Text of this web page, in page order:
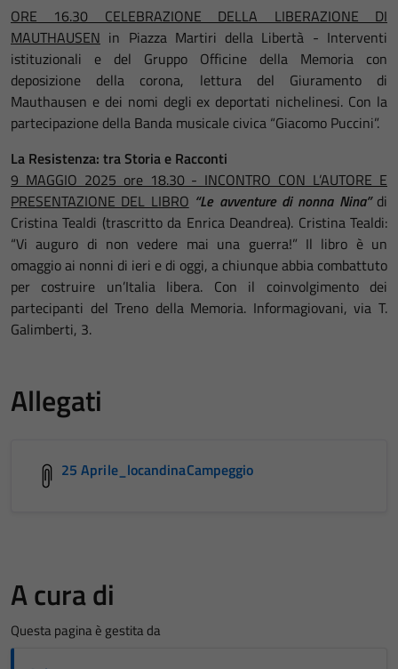
ORE 16.30 CELEBRAZIONE DELLA LIBERAZIONE DI
MAUTHAUSEN in Piazza Martiri della Libertà - Interventi
istituzionali e del Gruppo Officine della Memoria con
deposizione della corona, lettura del Giuramento di
Mauthausen e dei nomi degli ex deportati nichelinesi. Con la
partecipazione della Banda musicale civica “Giacomo Puccini”.
La Resistenza: tra Storia e Racconti
9 MAGGIO 2025 ore 18.30 - INCONTRO CON L’AUTORE E
PRESENTAZIONE DEL LIBRO “Le avventure di nonna Nina” di
Cristina Tealdi (trascritto da Enrica Deandrea). Cristina Tealdi:
“Vi auguro di non vedere mai una guerra!” Il libro è un
omaggio ai nonni di ieri e di oggi, a chiunque abbia combattuto
per costruire un’Italia libera. Con il coinvolgimento dei
partecipanti del Treno della Memoria. Informagiovani, via T.
Galimberti, 3.
Allegati
25 Aprile_locandinaCampeggio
A cura di
Questa pagina è gestita da